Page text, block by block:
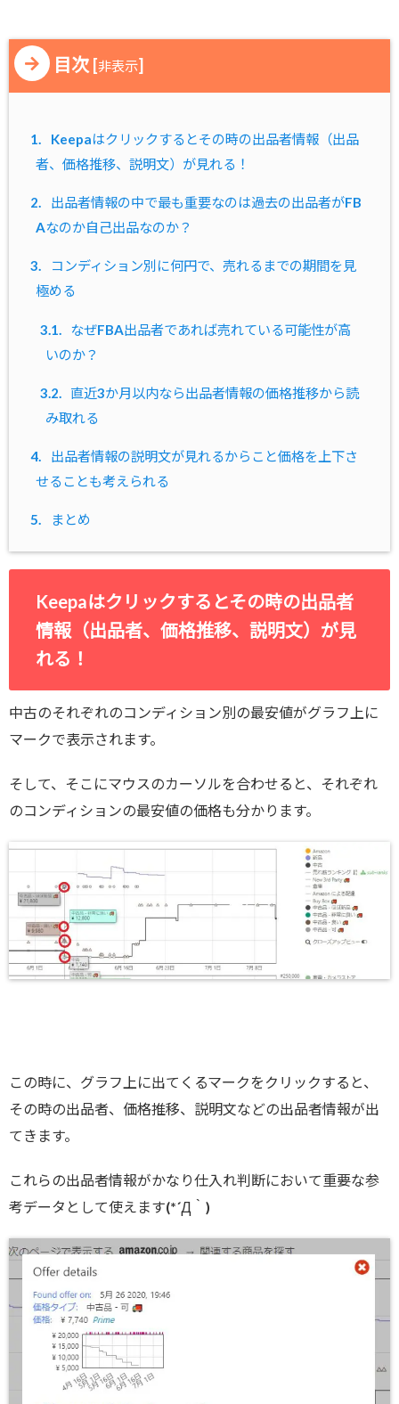
目次 [非表示]
1.
Keepaはクリックするとその時の出品者情報（出品
者、価格推移、説明文）が見れる！
2.
出品者情報の中で最も重要なのは過去の出品者がFB
Aなのか自己出品なのか？
3.
コンディション別に何円で、売れるまでの期間を見
極める
3.1.
なぜFBA出品者であれば売れている可能性が高
いのか？
3.2.
直近3か月以内なら出品者情報の価格推移から読
み取れる
4.
出品者情報の説明文が見れるからこと価格を上下さ
せることも考えられる
5. まとめ
Keepaはクリックするとその時の出品者
情報（出品者、価格推移、説明文）が見
れる！
中古のそれぞれのコンディション別の最安値がグラフ上に
マークで表示されます。
そして、そこにマウスのカーソルを合わせると、それぞれ
のコンディションの最安値の価格も分かります。
この時に、グラフ上に出てくるマークをクリックすると、
その時の出品者、価格推移、説明文などの出品者情報が出
てきます。
これらの出品者情報がかなり仕入れ判断において重要な参
考データとして使えます(*´Д｀)